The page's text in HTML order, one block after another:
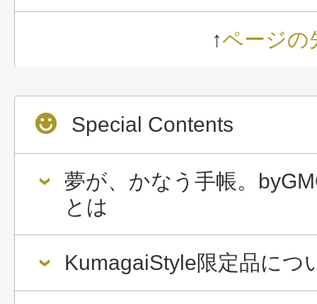
↑ページの
Special Contents
夢が、かなう手帳。
とは
KumagaiStyle限定品につ